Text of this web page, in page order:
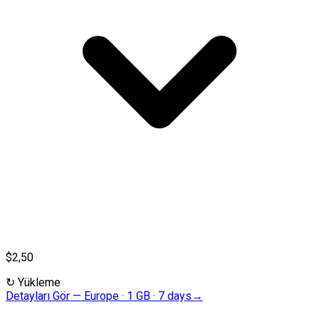
$2,50
↻ Yükleme
Detayları Gör — Europe · 1 GB · 7 days →